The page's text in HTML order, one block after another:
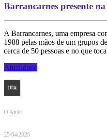
Barrancarnes presente
A Barrancarnes, uma empresa
1988 pelas mãos de um grupos
cerca de 50 pessoas e no que
Atualidade
O Atual
25/04/2026